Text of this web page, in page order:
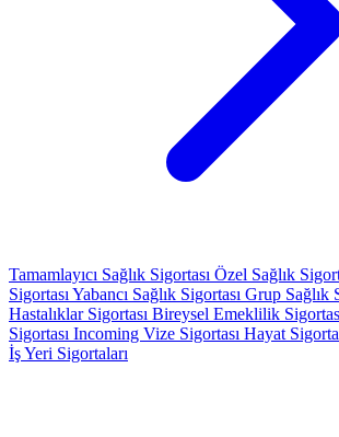
Tamamlayıcı Sağlık Sigortası Özel Sağlık
Sigortası Yabancı Sağlık Sigortası Grup Sağlık
Hastalıklar Sigortası Bireysel Emeklilik
Sigortası Incoming Vize Sigortası Hayat
İş Yeri Sigortaları